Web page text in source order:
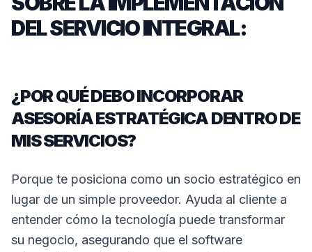
DEL SERVICIO INTEGRAL:
¿POR QUÉ DEBO INCORPORAR
ASESORÍA ESTRATÉGICA DENTRO DE
MIS SERVICIOS?
Porque te posiciona como un socio estratégico en
lugar de un simple proveedor. Ayuda al cliente a
entender cómo la tecnología puede transformar
su negocio, asegurando que el software